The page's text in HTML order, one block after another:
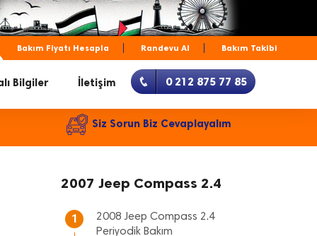
Bakım Fiyatı Hesapla Randevu Al Bakım Takibi
Bilgiler İletişim 0 212 875 77 85
Siz Sorun Biz Cevaplayalım
2007 Jeep Compass 2.4
1
2008 Jeep Compass 2.4
Periyodik Bakım